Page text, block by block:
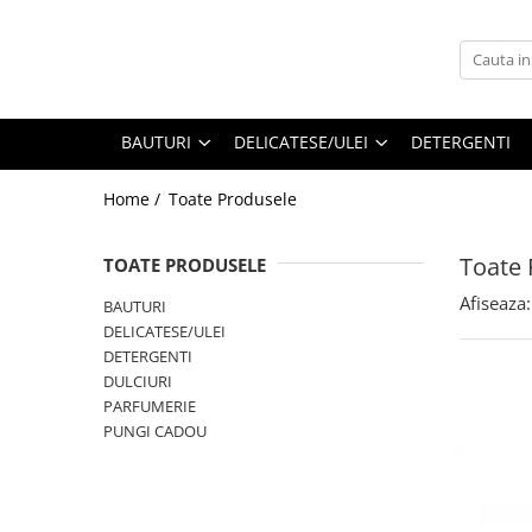
PARFUMURI
BAUTURI DELICATESE/ULEI DETERGENTI
Home / Toate Produsele
Toate
TOATE PRODUSELE
BAUTURI
DELICATESE/ULEI
DETERGENTI
DULCIURI
PARFUMERIE
PUNGI CADOU
Afiseaza: